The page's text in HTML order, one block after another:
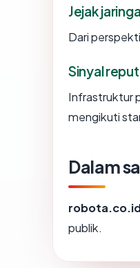
Jejak
Dari
Sinyal
Infrastruktur
mengikuti
Dalam
publik.